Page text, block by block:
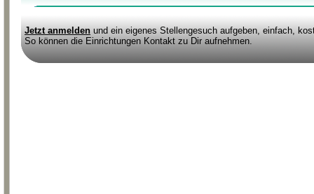
Jetzt anmelden und ein eigenes Stellengesuch aufgeben, einfach,
So können die Einrichtungen Kontakt zu Dir aufnehmen.